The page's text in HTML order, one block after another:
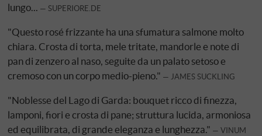
lungo...
SUPERIORE.DE
"Questo rosé frizzante ha una sfumatura salmone molto
chiara. Crosta di torta, mele tritate, mandorle e note di
pan di zenzero al naso, seguite da un palato setoso e
cremoso con un corpo medio-pieno."
JAMES SUCKLING
"Noblesse del Lago di Garda: bouquet ricco di finezza,
lamponi, fiori e crosta di pane; struttura lucida, armoniosa
ed equilibrata, di grande eleganza e lunghezza."
VINUM